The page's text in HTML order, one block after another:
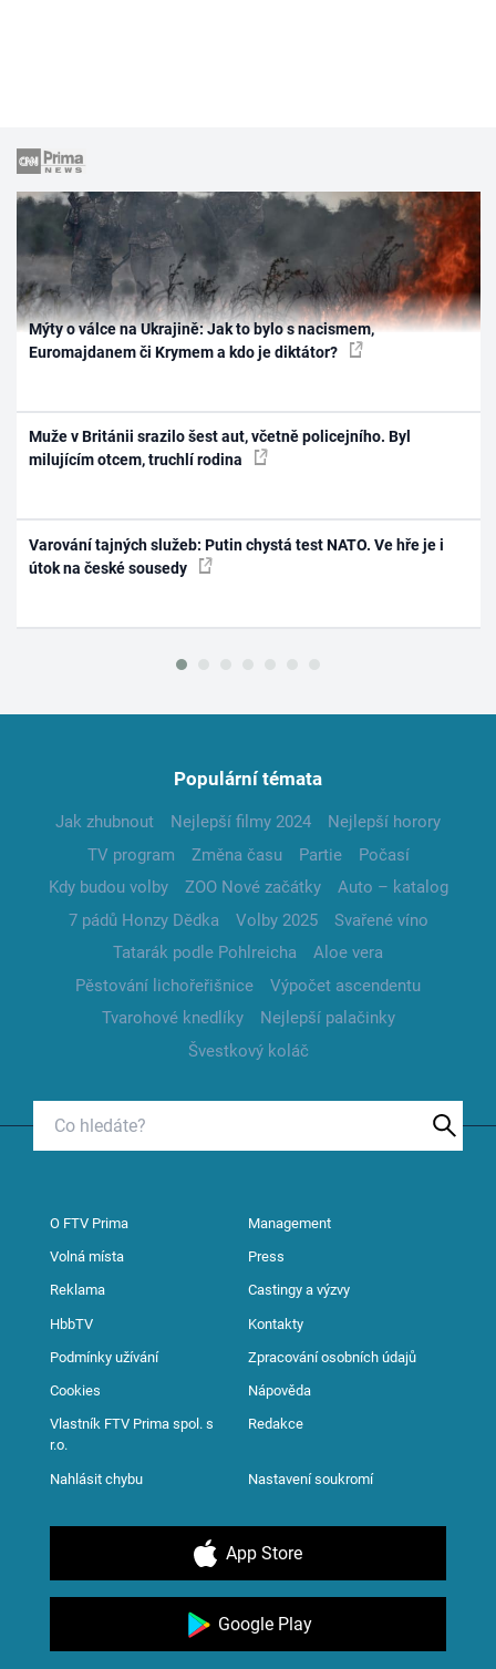
Mýty o válce na Ukrajině: Jak to bylo s nacismem,
Euromajdanem či Krymem a kdo je diktátor?
Muže v Británii srazilo šest aut, včetně policejního. Byl
milujícím otcem, truchlí rodina
Varování tajných služeb: Putin chystá test NATO. Ve hře je i
útok na české sousedy
Populární témata
Jak zhubnout Nejlepší filmy 2024
Nejlepší horory
TV program
Změna času Partie
Počasí
Kdy budou volby
ZOO Nové začátky
Auto – katalog
7 pádů Honzy Dědka
Volby 2025
Svařené víno
Tatarák podle Pohlreicha
Aloe vera
Pěstování lichořeřišnice
Výpočet ascendentu
Tvarohové knedlíky
Nejlepší palačinky
Švestkový koláč
O FTV Prima Management
Volná místa Press
Reklama Castingy a výzvy
HbbTV Kontakty
Podmínky užívání Zpracování osobních údajů
Cookies Nápověda
Vlastník FTV Prima spol. s
r.o.
Redakce
Nahlásit chybu Nastavení soukromí
App Store
Google Play